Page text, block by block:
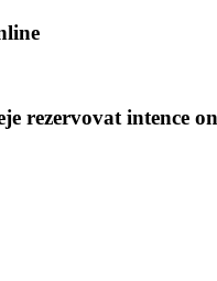
rezervovat intence